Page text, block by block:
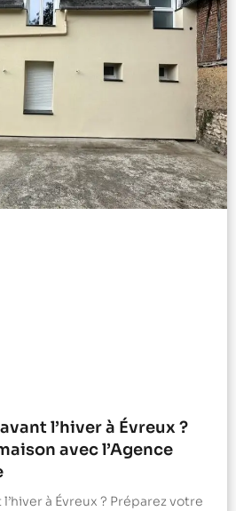
l’hiver à Évreux ?
avec l’Agence
à Évreux ? Préparez votre